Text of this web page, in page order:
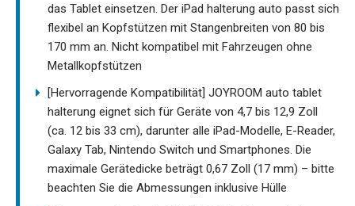
das Tablet einsetzen. Der iPad halterung auto passt sich
flexibel an Kopfstützen mit Stangenbreiten von 80 bis
170 mm an. Nicht kompatibel mit Fahrzeugen ohne
Metallkopfstützen
[Hervorragende Kompatibilität] JOYROOM auto tablet
halterung eignet sich für Geräte von 4,7 bis 12,9 Zoll
(ca. 12 bis 33 cm), darunter alle iPad-Modelle, E-Reader,
Galaxy Tab, Nintendo Switch und Smartphones. Die
maximale Gerätedicke beträgt 0,67 Zoll (17 mm) – bitte
beachten Sie die Abmessungen inklusive Hülle